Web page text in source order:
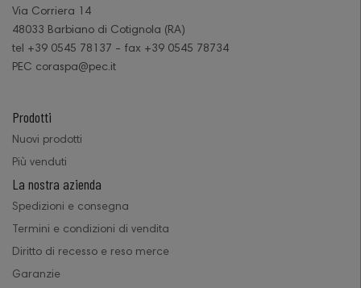
Via Corriera 14
48033 Barbiano di Cotignola (RA)
tel +39 0545 78137 - fax +39 0545 78734
PEC coraspa@pec.it
Prodotti
Nuovi prodotti
Più venduti
La nostra azienda
Spedizioni e consegna
Termini e condizioni di vendita
Diritto di recesso e reso merce
Garanzie